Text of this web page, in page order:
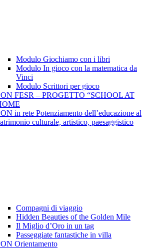
Modulo Giochiamo con i libri
Modulo In gioco con la matematica da
Vinci
Modulo Scrittori per gioco
FESR – PROGETTO “SCHOOL AT
in rete Potenziamento dell’educazione al
culturale, artistico, paesaggistico
Compagni di viaggio
Hidden Beauties of the Golden Mile
Il Miglio d’Oro in un tag
Passeggiate fantastiche in villa
Orientamento